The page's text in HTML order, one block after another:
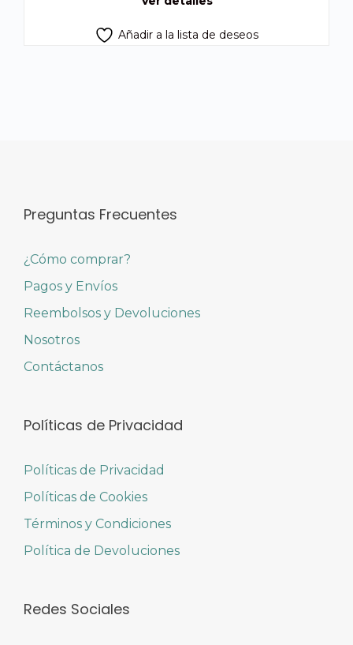
Añadir a la lista de deseos
Preguntas Frecuentes
¿Cómo comprar?
Pagos y Envíos
Reembolsos y Devoluciones
Nosotros
Contáctanos
Políticas de Privacidad
Políticas de Privacidad
Políticas de Cookies
Términos y Condiciones
Política de Devoluciones
Redes Sociales